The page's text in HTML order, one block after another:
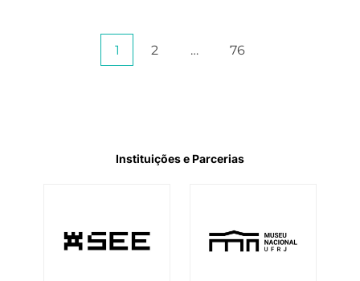
Paginação
1 2 … 76
Instituições e Parcerias